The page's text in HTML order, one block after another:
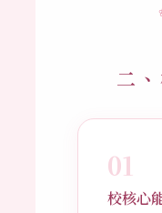
二
01
校核心